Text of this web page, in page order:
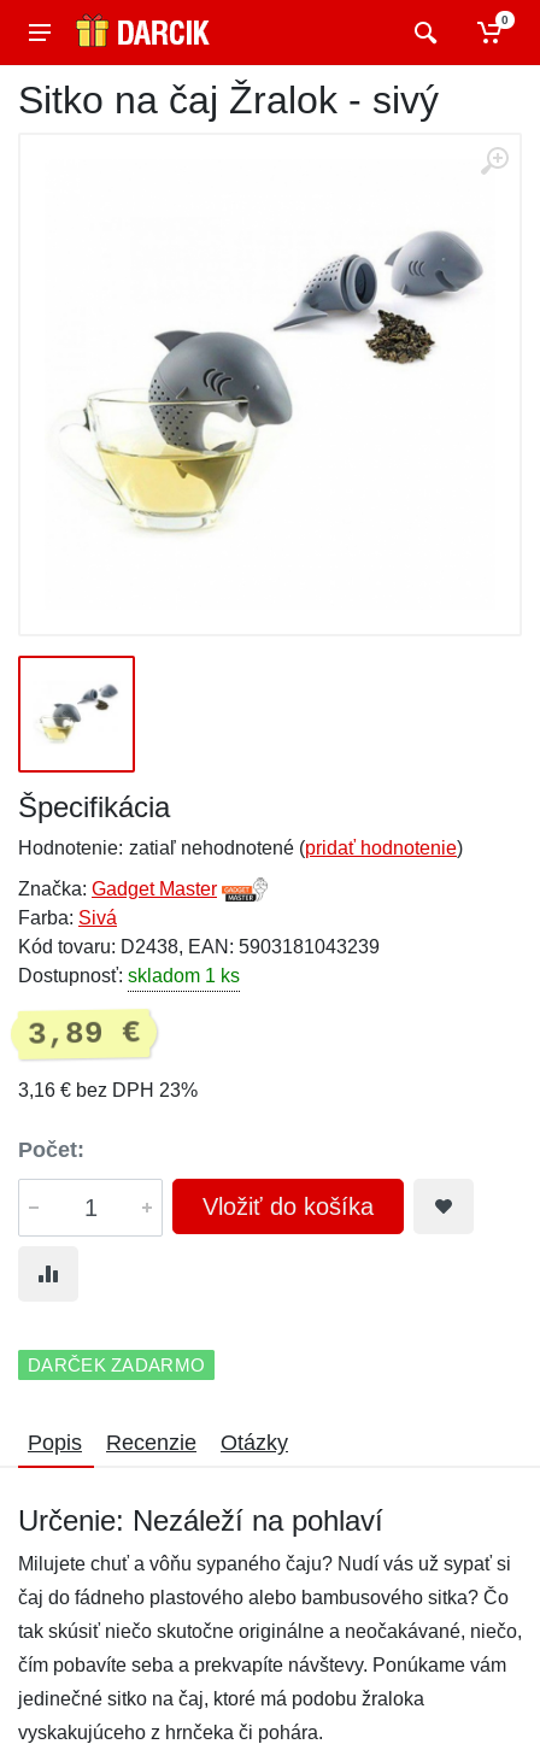
0
Sitko na čaj Žralok - sivý
Špecifikácia
Hodnotenie: zatiaľ nehodnotené (pridať hodnotenie)
Značka: Gadget Master
Farba: Sivá
Kód tovaru: D2438, EAN: 5903181043239
Dostupnosť: skladom 1 ks
3,89 €
3,16 € bez DPH 23%
Počet:
Vložiť do košíka
DARČEK ZADARMO
Popis Recenzie Otázky
Určenie: Nezáleží na pohlaví
Milujete chuť a vôňu sypaného čaju? Nudí vás už sypať si
čaj do fádneho plastového alebo bambusového sitka? Čo
tak skúsiť niečo skutočne originálne a neočakávané, niečo,
čím pobavíte seba a prekvapíte návštevy. Ponúkame vám
jedinečné sitko na čaj, ktoré má podobu žraloka
vyskakujúceho z hrnčeka či pohára.